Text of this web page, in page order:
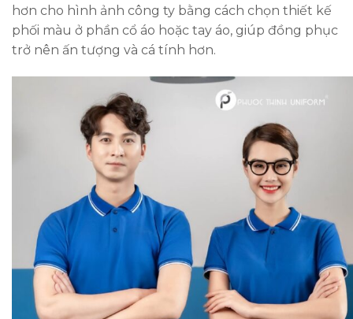
hơn cho hình ảnh công ty bằng cách chọn thiết kế
phối màu ở phần cổ áo hoặc tay áo, giúp đồng phục
trở nên ấn tượng và cá tính hơn.